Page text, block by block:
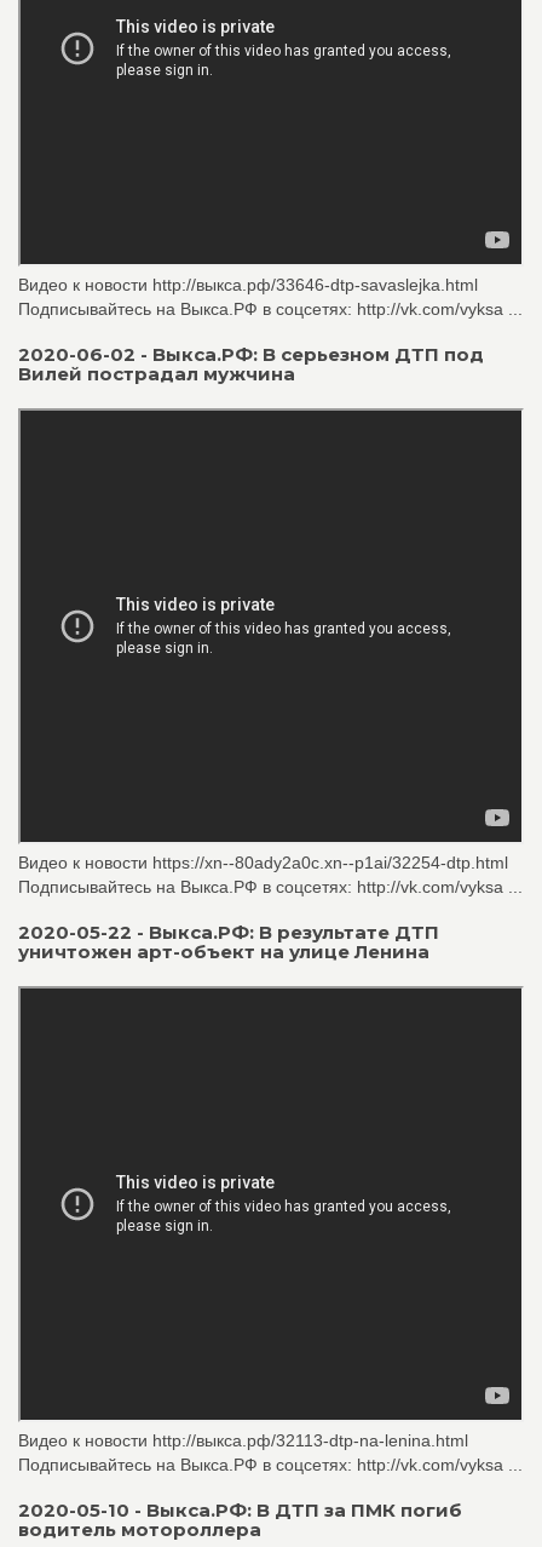
Видео к новости http://выкса.рф/33646-dtp-savaslejka.html
Подписывайтесь на Выкса.РФ в соцсетях: http://vk.com/vyksa ...
2020-06-02 - Выкса.РФ: В серьезном ДТП под
Вилей пострадал мужчина
Видео к новости https://xn--80ady2a0c.xn--p1ai/32254-dtp.html
Подписывайтесь на Выкса.РФ в соцсетях: http://vk.com/vyksa ...
2020-05-22 - Выкса.РФ: В результате ДТП
уничтожен арт-объект на улице Ленина
Видео к новости http://выкса.рф/32113-dtp-na-lenina.html
Подписывайтесь на Выкса.РФ в соцсетях: http://vk.com/vyksa ...
2020-05-10 - Выкса.РФ: В ДТП за ПМК погиб
водитель мотороллера